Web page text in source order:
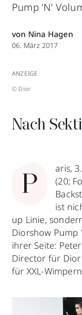
Pump 'N'
von Nina Hagen
06. März 2017
ANZEIGE
© Dior
Nach
P
aris,
(20;
ist
up Linie,
Diorshow Pump
ihrer Seite:
Director für
für XXL-